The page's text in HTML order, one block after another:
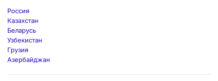
Россия
Казахстан
Беларусь
Узбекистан
Грузия
Азербайджан